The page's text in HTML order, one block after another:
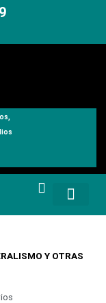
Y OTRAS